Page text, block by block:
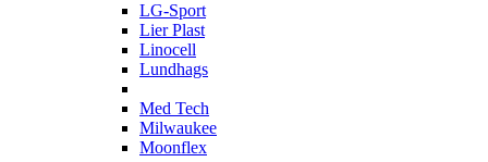
LG-Sport
Lier Plast
Linocell
Lundhags
Med Tech
Milwaukee
Moonflex